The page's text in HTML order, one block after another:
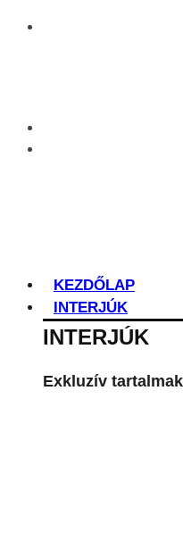
KEZDŐLAP
INTERJÚK
INTERJÚK
Exkluzív